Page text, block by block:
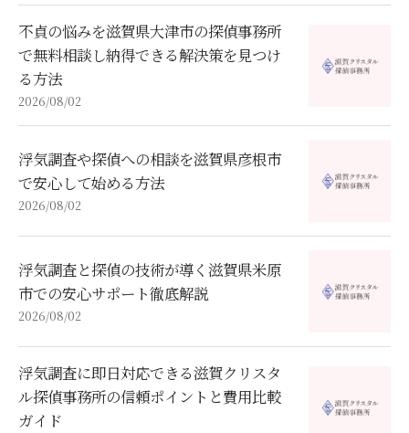
不貞の悩みを滋賀県大津市の探偵事務所
で無料相談し納得できる解決策を見つけ
る方法
2026/08/02
浮気調査や探偵への相談を滋賀県彦根市
で安心して始める方法
2026/08/02
浮気調査と探偵の技術が導く滋賀県米原
市での安心サポート徹底解説
2026/08/02
浮気調査に即日対応できる滋賀クリスタ
ル探偵事務所の信頼ポイントと費用比較
ガイド